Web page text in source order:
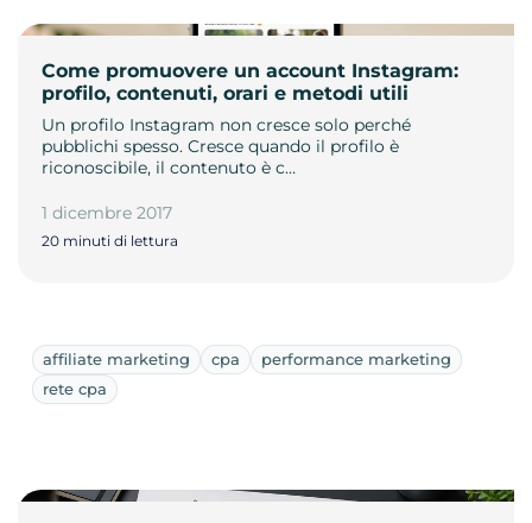
Come promuovere un account Instagram:
profilo, contenuti, orari e metodi utili
Un profilo Instagram non cresce solo perché
pubblichi spesso. Cresce quando il profilo è
riconoscibile, il contenuto è c…
1 dicembre 2017
20 minuti di lettura
affiliate marketing cpa
performance marketing
rete cpa